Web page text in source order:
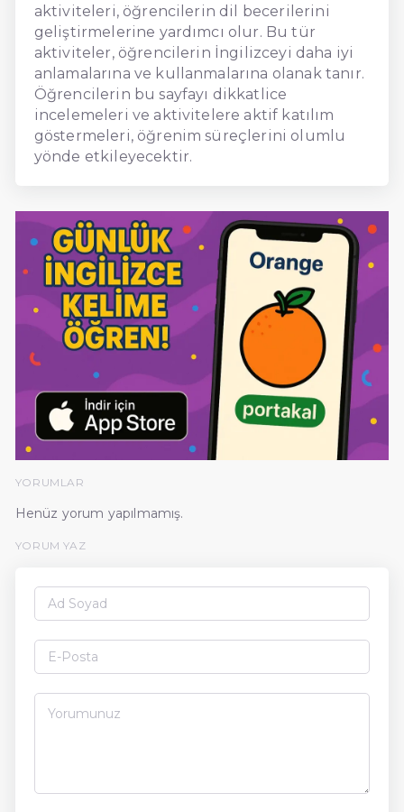
aktiviteleri, öğrencilerin dil becerilerini
geliştirmelerine yardımcı olur. Bu tür
aktiviteler, öğrencilerin İngilizceyi daha iyi
anlamalarına ve kullanmalarına olanak tanır.
Öğrencilerin bu sayfayı dikkatlice
incelemeleri ve aktivitelere aktif katılım
göstermeleri, öğrenim süreçlerini olumlu
yönde etkileyecektir.
YORUMLAR
Henüz yorum yapılmamış.
YORUM YAZ